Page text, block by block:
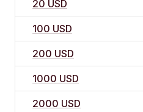
20 USD
100 USD
200 USD
1000 USD
2000 USD